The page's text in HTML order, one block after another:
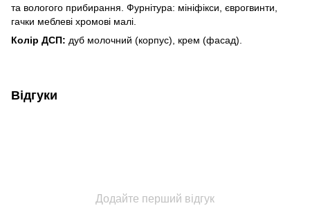
та вологого прибирання. Фурнітура: мініфікси, єврогвинти,
гачки меблеві хромові малі.
Колір ДСП: дуб молочний (корпус), крем (фасад).
Відгуки
Додайте перший відгук